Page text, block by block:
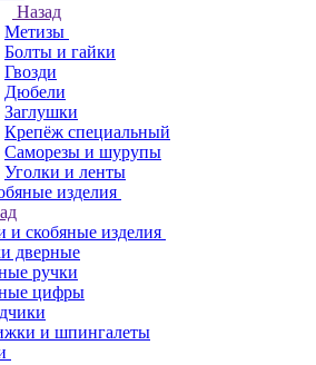
Назад
Метизы
Болты и гайки
Гвозди
Дюбели
Заглушки
Крепёж специальный
Саморезы и шурупы
Уголки и ленты
изделия
и скобяные изделия
дверные
ручки
цифры
и шпингалеты